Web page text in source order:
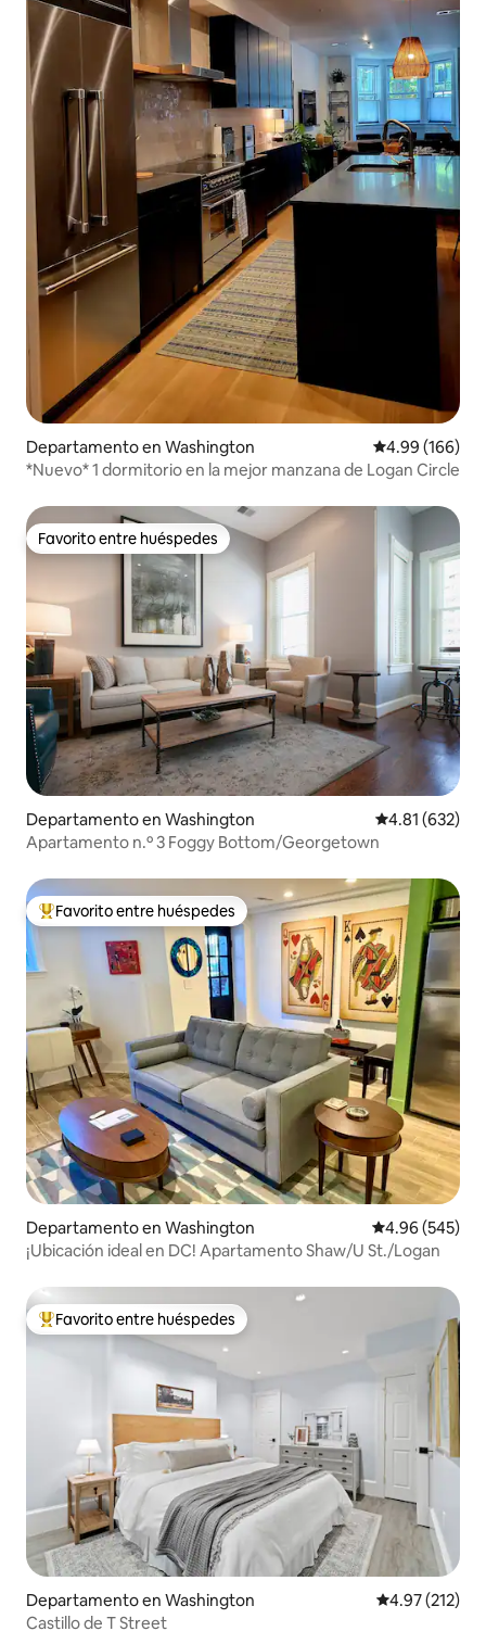
Departamento en Washington Calificación
4.99 (166)
*Nuevo* 1 dormitorio en la mejor manzana de Logan Circle
Favorito entre huéspedes
Favorito entre huéspedes
Departamento en Washington Calificación
4.81 (632)
Apartamento n.º 3 Foggy Bottom/Georgetown
De los mejores en Favorito entre huéspedes
Favorito entre huéspedes
Departamento en Washington Calificación
4.96 (545)
¡Ubicación ideal en DC! Apartamento Shaw/U St./Logan
De los mejores en Favorito entre huéspedes
Favorito entre huéspedes
Departamento en Washington Calificación
4.97 (212)
Castillo de T Street